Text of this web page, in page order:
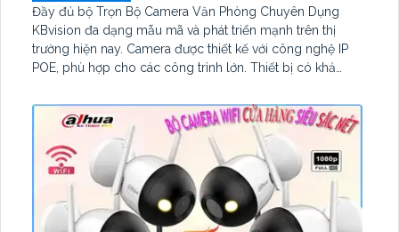
Đầy đủ bộ Trọn Bộ Camera Văn Phòng Chuyên Dụng
KBvision đa dạng mẫu mã và phát triển mạnh trên thị
trường hiện nay. Camera được thiết kế với công nghệ IP
POE, phù hợp cho các công trình lớn. Thiết bị có khả
cường tính an ninh